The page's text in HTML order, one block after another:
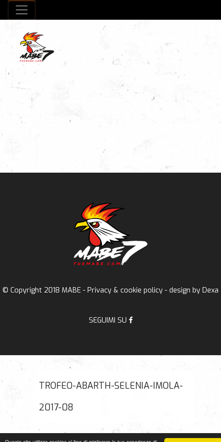
TROFEO-ABARTH-SELENIA-IMOLA-
2017-08
© Copyright 2018 MABE - Privacy & cookie policy - design by Dexa
SEGUIMI SU